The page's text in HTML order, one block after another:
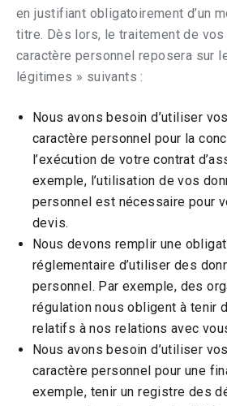
en justifiant obligatoirement d’un
titre. Dès lors, le traitement de vos
caractère personnel reposera sur
légitimes » suivants :
Nous avons besoin d’utiliser
caractère personnel pour la
l’exécution de votre contrat
exemple, l’utilisation de vos
personnel est nécessaire pour
devis.
Nous devons remplir une
réglementaire d’utiliser des
personnel. Par exemple, des
régulation nous obligent à tenir
relatifs à nos relations avec
Nous avons besoin d’utiliser
caractère personnel pour une
exemple, tenir un registre des